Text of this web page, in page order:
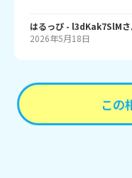
はるっぴ - l3dKak7SlM
2026年5月18日
この